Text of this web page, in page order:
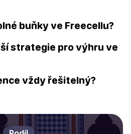
buňky ve Freecellu?
strategie pro výhru ve
vždy řešitelný?